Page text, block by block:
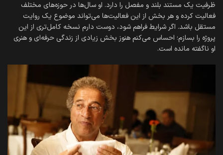
ظرفیت یک مستند بلند و مفصل را دارد. او سال‌ها در حوزه‌های مختلف
فعالیت کرده‌ و هر بخش از این فعالیت‌ها می‌تواند موضوع یک روایت
مستقل باشد. اگر شرایط فراهم شود، دوست دارم نسخه کامل‌تری از این
پروژه را بسازم؛ احساس می‌کنم هنوز بخش زیادی از زندگی حرفه‌ای و هنری
او ناگفته مانده است.